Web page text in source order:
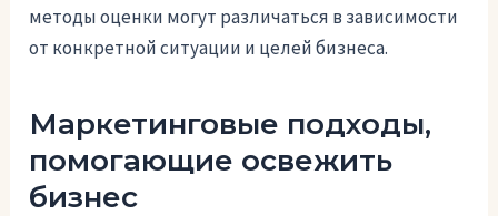
методы оценки могут различаться в зависимости
от конкретной ситуации и целей бизнеса.
Маркетинговые подходы,
помогающие освежить
бизнес